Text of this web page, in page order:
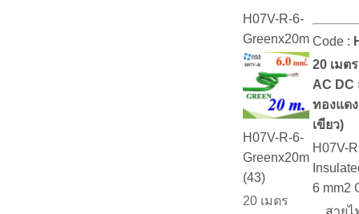
H07V-R-6-
Greenx20m
H07V-R-6-
Greenx20m
(43)
20 เมตร
Code :
20 เมต
AC DC
ทองแด
เขียว)
H07V-
6 mm2